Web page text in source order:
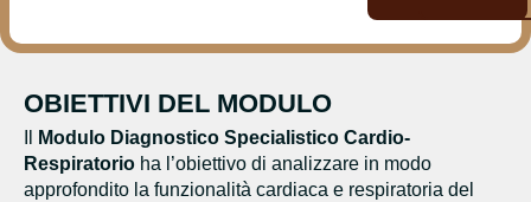
OBIETTIVI DEL MODULO
Modulo Diagnostico Specialistico Cardio-
Respiratorio ha l’obiettivo di analizzare in modo
approfondito la funzionalità cardiaca e respiratoria del